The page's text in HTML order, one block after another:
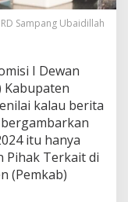
Sampang Ubaidillah
I Dewan
Kabupaten
kalau berita
itu hanya
Pihak Terkait di
(Pemkab)